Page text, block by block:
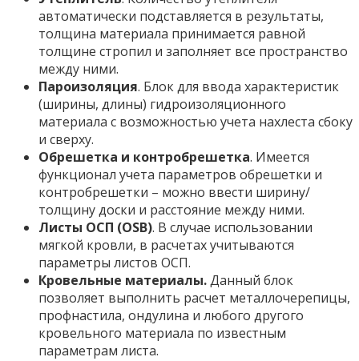
автоматически подставляется в результаты,
толщина материала принимается равной
толщине стропил и заполняет все пространство
между ними.
Пароизоляция. Блок для ввода характеристик
(ширины, длины) гидроизоляционного
материала с возможностью учета нахлеста сбоку
и сверху.
Обрешетка и контробрешетка. Имеется
функционал учета параметров обрешетки и
контробрешетки – можно ввести ширину/
толщину доски и расстояние между ними.
Листы ОСП (OSB). В случае использовании
мягкой кровли, в расчетах учитываются
параметры листов ОСП.
Кровельные материалы.Данный блок
позволяет выполнить расчет металлочерепицы,
профнастила, ондулина и любого другого
кровельного материала по известным
параметрам листа.